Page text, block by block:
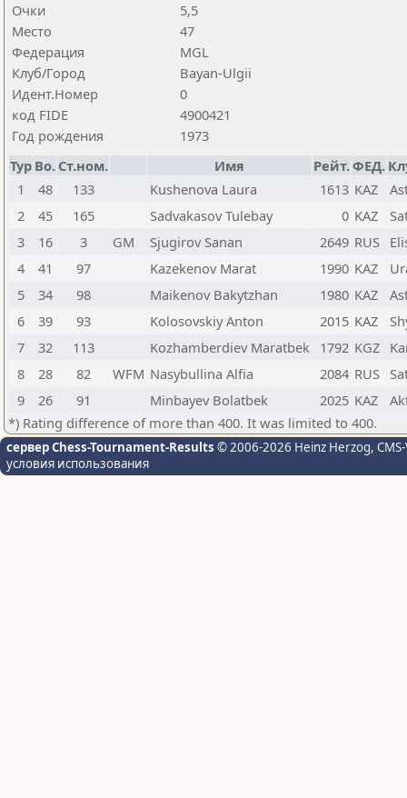
Очки
5,5
Место
47
Федерация
MGL
Клуб/Город
Bayan-Ulgii
Идент.Номер
0
код FIDE
4900421
Год рождения
1973
Тур Bo. Ст.ном. Имя Рейт.ФЕД.
1
48 133 Kushenova Laura 1613 KAZ
2
45 165 Sadvakasov Tulebay 0 KAZ
3
16 3 GM Sjugirov Sanan 2649 RUS
4
41 97 Kazekenov Marat 1990 KAZ
5
34 98 Maikenov Bakytzhan 1980 KAZ
6
39 93 Kolosovskiy Anton 2015 KAZ
7
32 113 Kozhamberdiev Maratbek 1792 KGZ
8
28 82 WFM Nasybullina Alfia 2084 RUS
9
26 91 Minbayev Bolatbek 2025 KAZ
*) Rating difference of more than 400. It was limited to 400.
сервер Chess-Tournament-Results © 2006-2026 Heinz Herzog,
условия использования